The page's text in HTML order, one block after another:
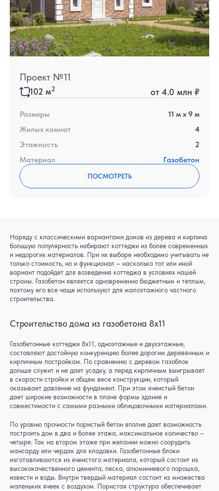
Проект №11
102 м2 от 4.0 млн ₽
Размеры 11 м x 9 м
Жилых комнат
4
Этажность
2
Материал
Газобетон
ПОСМОТРЕТЬ
Наряду с классическими вариантами домов из дерева и кирпича
большую популярность набирают коттеджи из более современных
и недорогих материалов. При их выборе необходимо учитывать не
только стоимость, но и функционал – насколько тот или иной
вариант подойдет для возведения коттеджа в условиях нашей
страны. Газобетон является одновременно бюджетным и теплым,
поэтому его все чаще используют для малоэтажного частного
строительства.
Строительство дома из газобетона 8x11
Газобетонные коттеджи 8x11, одноэтажные и двухэтажные,
составляют достойную конкуренцию более дорогим деревянным и
кирпичным постройкам. По сравнению с деревом газоблок
дольше служит и не дает усадку, а перед кирпичным выигрывает
в скорости стройки и общем весе конструкции, который
оказывает давление на фундамент. При этом ячеистый бетон
дает широкие возможности в плане формы здания и
совместимости с самыми разными облицовочными материалами.
По уровню прочности пористый бетон вполне дает возможность
построить дом в два и более этажа, максимальное количество –
четыре. Так на втором этаже при желании можно соорудить
мансарду или чердак для кладовки. Газобетонные блоки
изготавливаются из ячеистого материала, который состоит из
высококачественного цемента, песка, алюминиевого порошка,
извести и воды. Внутри твердый материал состоит из множества
маленьких ячеек с воздухом. Пористая структура обеспечивает